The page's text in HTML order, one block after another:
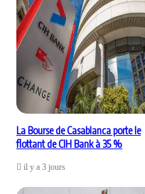
La Bourse de Casablanca porte le
flottant de CIH Bank à 35 %
il y a 3 jours